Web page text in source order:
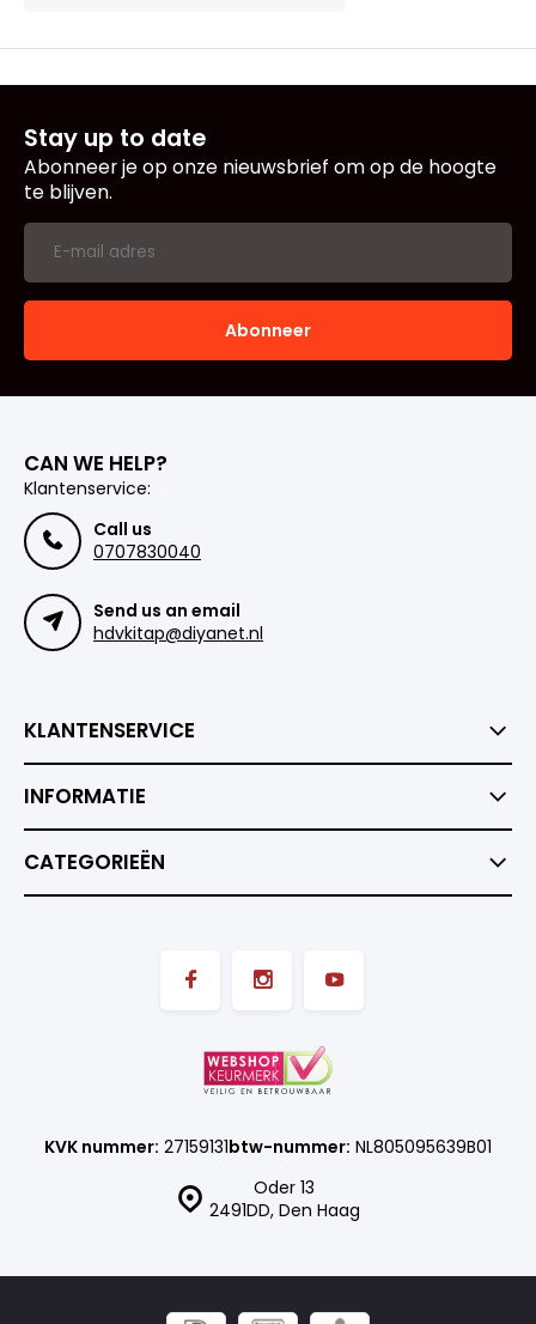
Stay up to date
Abonneer je op onze nieuwsbrief om op de hoogte
te blijven.
Abonneer
CAN WE HELP?
Klantenservice:
Call us
0707830040
Send us an email
hdvkitap@diyanet.nl
KLANTENSERVICE
INFORMATIE
CATEGORIEËN
Oder 13
2491DD, Den Haag
KVK nummer: 27159131btw-nummer: NL805095639B01